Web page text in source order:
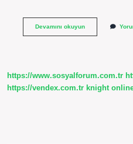
Devamını okuyunKrank
https://www.sosyalforum.com.tr
https://vendex.com.tr knight